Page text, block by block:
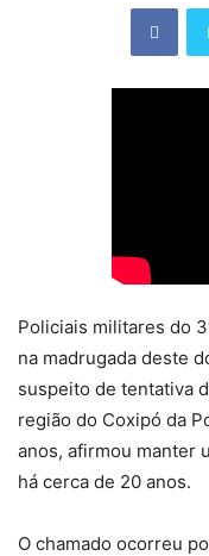
Policiais militares do
na madrugada deste
suspeito de tentativa
região do Coxipó da
anos, afirmou manter
há cerca de 20 anos.
O chamado ocorreu